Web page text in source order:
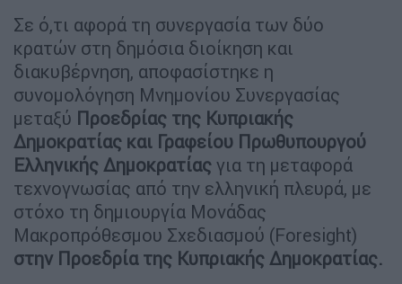
Σε ό,τι αφορά τη συνεργασία των δύο
κρατών στη δημόσια διοίκηση και
διακυβέρνηση, αποφασίστηκε η
συνομολόγηση Μνημονίου Συνεργασίας
μεταξύ Προεδρίας της Κυπριακής
Δημοκρατίας και Γραφείου Πρωθυπουργού
Ελληνικής Δημοκρατίας για τη μεταφορά
τεχνογνωσίας από την ελληνική πλευρά, με
στόχο τη δημιουργία Μονάδας
Μακροπρόθεσμου Σχεδιασμού (Foresight)
στην Προεδρία της Κυπριακής Δημοκρατίας.